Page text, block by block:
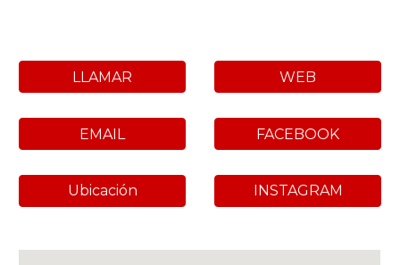
LLAMAR
EMAIL
Ubicación
WEB
FACEBOOK
INSTAGRAM